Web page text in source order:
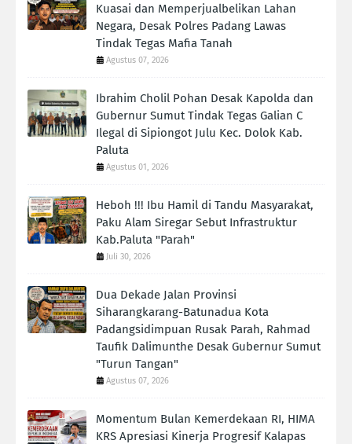
Kuasai dan Memperjualbelikan Lahan
Negara, Desak Polres Padang Lawas
Tindak Tegas Mafia Tanah
Agustus 07, 2026
Ibrahim Cholil Pohan Desak Kapolda dan
Gubernur Sumut Tindak Tegas Galian C
Ilegal di Sipiongot Julu Kec. Dolok Kab.
Paluta
Agustus 01, 2026
Heboh !!! Ibu Hamil di Tandu Masyarakat,
Paku Alam Siregar Sebut Infrastruktur
Kab.Paluta "Parah"
Juli 30, 2026
Dua Dekade Jalan Provinsi
Siharangkarang-Batunadua Kota
Padangsidimpuan Rusak Parah, Rahmad
Taufik Dalimunthe Desak Gubernur Sumut
"Turun Tangan"
Agustus 07, 2026
Momentum Bulan Kemerdekaan RI, HIMA
KRS Apresiasi Kinerja Progresif Kalapas